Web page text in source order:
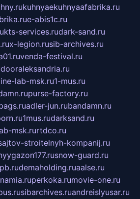
kuhnyaekuhnyaafabrika.ru
e-abis1c.ru
kts-services.rudark-sand.ru
x-legion.rusib-archives.ru
venda-festival.ru
dooraleksandria.ru
lab-msk.ru1-mus.ru
purse-factory.ru
adler-jun.rubandamn.ru
1mus.rudarksand.ru
msk.rurtdco.ru
stroitelnyh-kompanij.ru
snow-guard.ru
demaholding.ruaalse.ru
perkoka.rumovie-one.ru
sibarchives.ruandreislyusar.ru